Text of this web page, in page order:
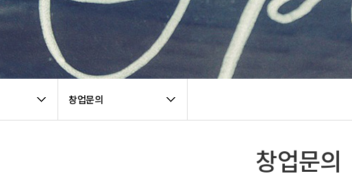
창업문의
창업문의